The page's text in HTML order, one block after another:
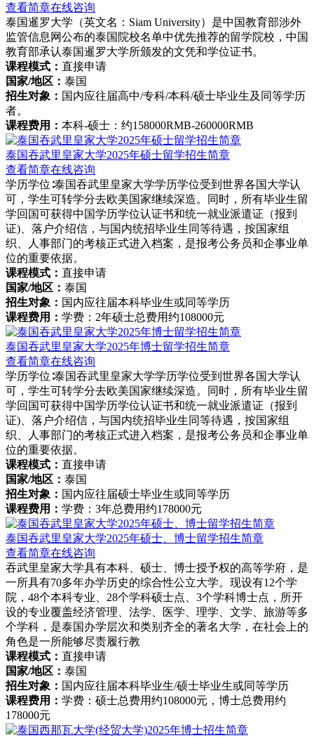
查看简章在线咨询
泰国暹罗大学（英文名：Siam University）是中国教育部涉外
监管信息网公布的泰国院校名单中优先推荐的留学院校，中国
教育部承认泰国暹罗大学所颁发的文凭和学位证书。
课程模式： 直接申请
国家/地区： 泰国
招生对象： 国内应往届高中/专科/本科/硕士毕业生及同等学历
者。
课程费用： 本科-硕士：约158000RMB-260000RMB
泰国吞武里皇家大学2025年硕士留学招生简章
查看简章在线咨询
学历学位∶泰国吞武里皇家大学学历学位受到世界各国大学认
可，学生可转学分去欧美国家继续深造。同时，所有毕业生留
学回国可获得中国学历学位认证书和统一就业派遣证（报到
证)、落户介绍信，与国内统招毕业生同等待遇，按国家组
织、人事部门的考核正式进入档案，是报考公务员和企事业单
位的重要依据。
课程模式： 直接申请
国家/地区： 泰国
招生对象： 国内应往届本科毕业生或同等学历
课程费用： 学费：2年硕士总费用约108000元
泰国吞武里皇家大学2025年博士留学招生简章
查看简章在线咨询
学历学位∶泰国吞武里皇家大学学历学位受到世界各国大学认
可，学生可转学分去欧美国家继续深造。同时，所有毕业生留
学回国可获得中国学历学位认证书和统一就业派遣证（报到
证)、落户介绍信，与国内统招毕业生同等待遇，按国家组
织、人事部门的考核正式进入档案，是报考公务员和企事业单
位的重要依据。
课程模式： 直接申请
国家/地区： 泰国
招生对象： 国内应往届硕士毕业生或同等学历
课程费用： 学费：3年总费用约178000元
泰国吞武里皇家大学2025年硕士、博士留学招生简章
查看简章在线咨询
吞武里皇家大学具有本科、硕士、博士授予权的高等学府，是
一所具有70多年办学历史的综合性公立大学。现设有12个学
院，48个本科专业、28个学科硕士点、3个学科博士点，所开
设的专业覆盖经济管理、法学、医学、理学、文学、旅游等多
个学科，是泰国办学层次和类别齐全的著名大学，在社会上的
角色是一所能够尽责履行教
课程模式： 直接申请
国家/地区： 泰国
招生对象： 国内应往届本科毕业生/硕士毕业生或同等学历
课程费用： 学费：硕士总费用约108000元，博士总费用约
178000元